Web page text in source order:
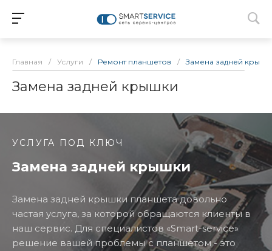
Главная / Услуги / Ремонт планшетов / Замена задней
Замена задней крышки
УСЛУГА ПОД КЛЮЧ
Замена задней крышки
Замена задней крышки планшета довольно
частая услуга, за которой обращаются клиенты в
наш сервис. Для специалистов «Smart-service»
решение вашей проблемы с планшетом - это